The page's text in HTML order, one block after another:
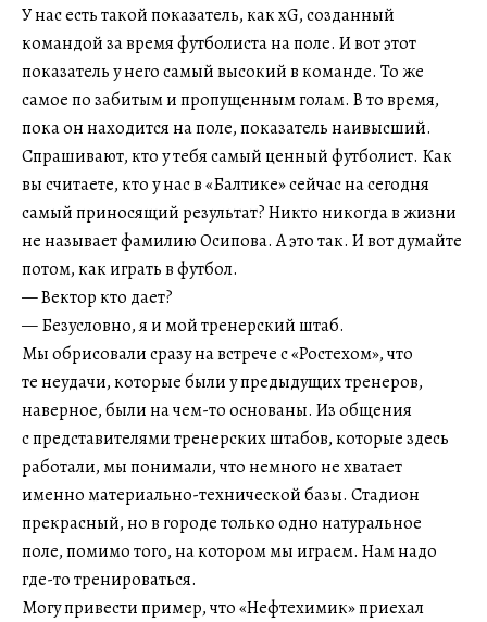
У нас есть такой показатель, как xG, созданный
командой за время футболиста на поле. И вот этот
показатель у него самый высокий в команде. То же
самое по забитым и пропущенным голам. В то время,
пока он находится на поле, показатель наивысший.
Спрашивают, кто у тебя самый ценный футболист. Как
вы считаете, кто у нас в «Балтике» сейчас на сегодня
самый приносящий результат? Никто никогда в жизни
не называет фамилию Осипова. А это так. И вот думайте
потом, как играть в футбол.
— Вектор кто дает?
— Безусловно, я и мой тренерский штаб.
Мы обрисовали сразу на встрече с «Ростехом», что
те неудачи, которые были у предыдущих тренеров,
наверное, были на чем-то основаны. Из общения
с представителями тренерских штабов, которые здесь
работали, мы понимали, что немного не хватает
именно материально-технической базы. Стадион
прекрасный, но в городе только одно натуральное
поле, помимо того, на котором мы играем. Нам надо
где-то тренироваться.
Могу привести пример, что «Нефтехимик» приехал